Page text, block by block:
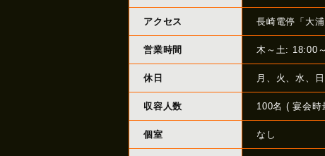
アクセス 長崎電停「大
営業時間 木～土: 18:00
休日 月、火、水、日
収容人数 100名 ( 宴会時
個室 なし